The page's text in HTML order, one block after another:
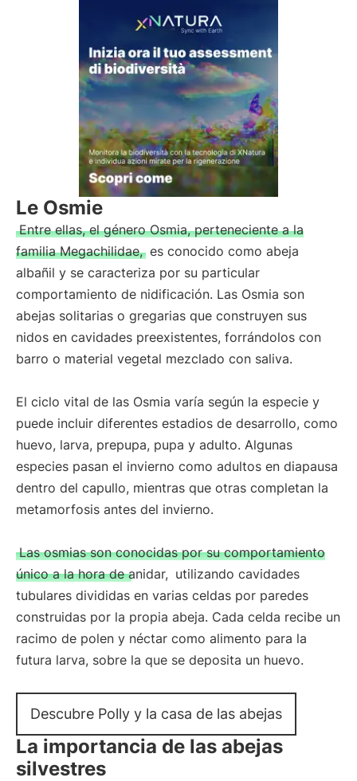
Le Osmie
Entre ellas, el género Osmia, perteneciente a la
familia Megachilidae, es conocido como abeja
albañil y se caracteriza por su particular
comportamiento de nidificación. Las Osmia son
abejas solitarias o gregarias que construyen sus
nidos en cavidades preexistentes, forrándolos con
barro o material vegetal mezclado con saliva.
El ciclo vital de las Osmia varía según la especie y
puede incluir diferentes estadios de desarrollo, como
huevo, larva, prepupa, pupa y adulto. Algunas
especies pasan el invierno como adultos en diapausa
dentro del capullo, mientras que otras completan la
metamorfosis antes del invierno.
Las osmias son conocidas por su comportamiento
único a la hora de anidar, utilizando cavidades
tubulares divididas en varias celdas por paredes
construidas por la propia abeja. Cada celda recibe un
racimo de polen y néctar como alimento para la
futura larva, sobre la que se deposita un huevo.
Descubre Polly y la casa de las abejas
La importancia de las abejas
silvestres